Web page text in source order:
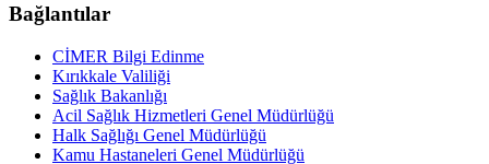
Bağlantılar
CİMER Bilgi Edinme
Kırıkkale Valiliği
Sağlık Bakanlığı
Acil Sağlık Hizmetleri Genel Müdürlüğü
Halk Sağlığı Genel Müdürlüğü
Kamu Hastaneleri Genel Müdürlüğü